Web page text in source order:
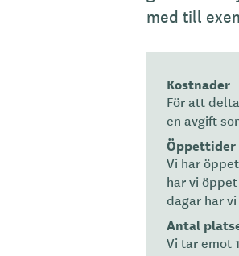
med till
Kostnader
För att
en avgift
Öppettider
Vi har
har vi
dagar har
Antal
Vi tar emot